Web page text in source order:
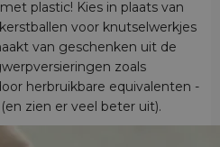
plastic! Kies in plaats van
voor knutselwerkjes
van geschenken uit de
zoals
herbruikbare equivalenten -
zien er veel beter uit).